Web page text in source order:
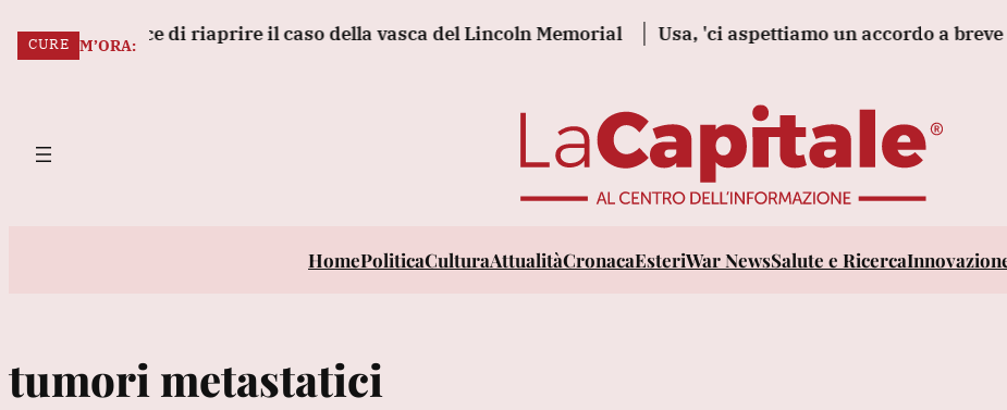
ULTIM’ORA:di riaprire il caso della vasca del Lincoln Memorial Usa, 'ci aspettiamo un accordo a breve con
HomePoliticaCulturaAttualitàCronacaEsteriWar NewsSalute e Ricerca
tumori metastatici
CURE